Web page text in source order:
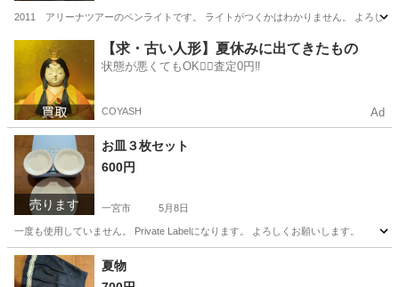
2011 アリーナツアーのペンライトです。 ライトがつくかはわかりません。 よろしく
その他 ペンライト
【求・古い人形】夏休みに出てきたもの
状態が悪くてもOK🙆‍♀️査定0円‼️
COYASH Ad
売ります
お皿３枚セット
600円
一宮市 5月8日
一度も使用していません。 Private Labelになります。 よろしくお願いします。
愛知 一宮市 食器
夏物